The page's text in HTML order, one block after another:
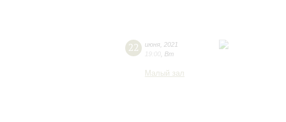
22 июня 2021
19:00 Вт
Малый зал